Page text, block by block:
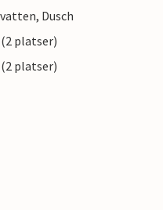
Dusch
platser)
platser)